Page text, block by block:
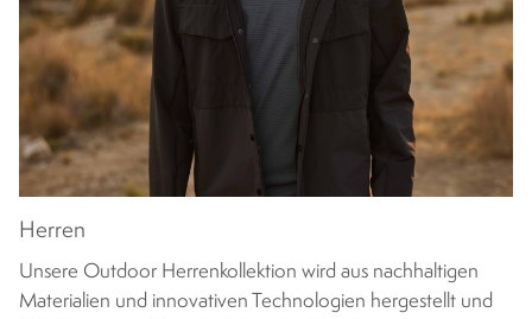
Herren
Unsere Outdoor Herrenkollektion wird aus nachhaltigen
Materialien und innovativen Technologien hergestellt und